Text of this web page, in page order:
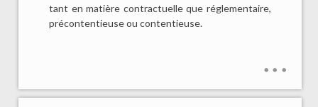
tant en matière contractuelle que réglementaire,
précontentieuse ou contentieuse.